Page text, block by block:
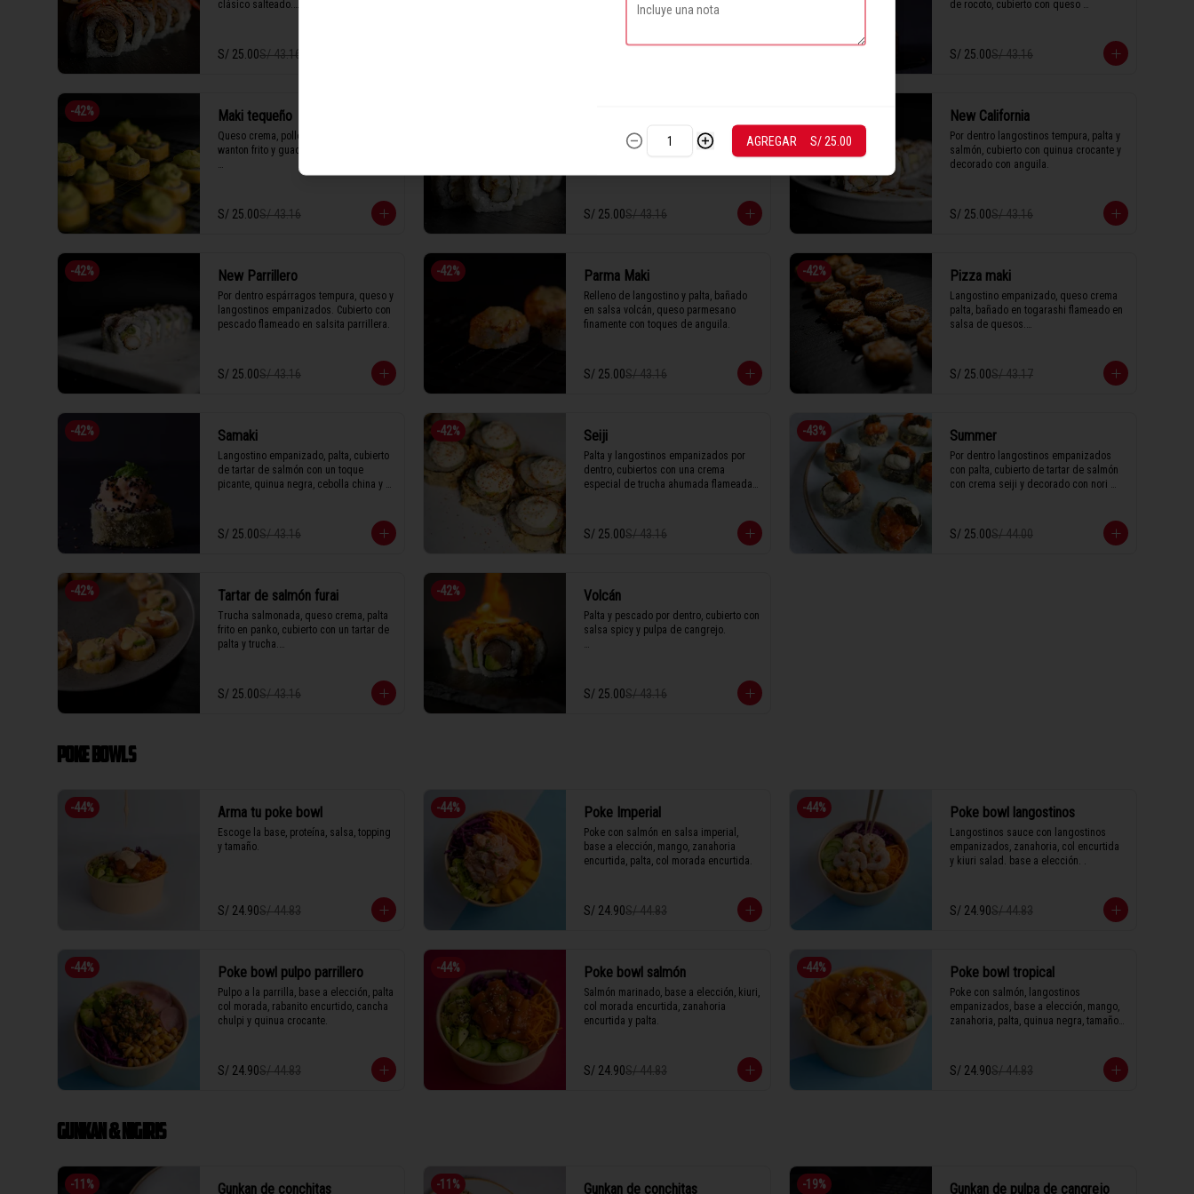
clásico salteado.
1 Tabla (10 unidades)
S/ 25.00S/ 43.16 1 Tabla (10 unidades)
de rocoto, cubierto con queso
S/ 25.00S/ 43.16
-42% Maki tequeño
Queso crema, pollo furai, láminas de
wanton frito y guacamole.
1 Tabla (10 unidades)
S/ 25.00S/ 43.16
Pescado empanizado, queso crema,
cubierto de trucha y láminas de limón
1 Tabla (10 unidades)
S/ 25.00S/ 43.16
New California
Por dentro langostinos tempura, palta y
salmón, cubierto con quinua crocante y
decorado con anguila.
S/ 25.00S/ 43.16
-42% New Parrillero
Por dentro espárragos tempura, queso y
langostinos empanizados. Cubierto con
pescado flameado en salsita parrillera.
S/ 25.00S/ 43.16
-42% Parma Maki
Relleno de langostino y palta, bañado
en salsa volcán, queso parmesano
finamente con toques de anguila.
S/ 25.00S/ 43.16
-42% Pizza maki
Langostino empanizado, queso crema
palta, bañado en togarashi flameado en
salsa de quesos.
1 Tabla (10 unidades)
S/ 25.00S/ 43.17
-42% Samaki
Langostino empanizado, palta, cubierto
de tartar de salmón con un toque
picante, quinua negra, cebolla china y
S/ 25.00S/ 43.16
-42% Seiji
Palta y langostinos empanizados por
dentro, cubiertos con una crema
especial de trucha ahumada flameada y
1 Tabla (10 unidades)
S/ 25.00S/ 43.16
-43% Summer
Por dentro langostinos empanizados
con palta, cubierto de tartar de salmón
con crema seiji y decorado con nori
S/ 25.00S/ 44.00
-42% Tartar de salmón furai
Trucha salmonada, queso crema, palta
frito en panko, cubierto con un tartar de
palta y trucha.
1 Tabla (10 unidades)
S/ 25.00S/ 43.16
-42% Volcán
Palta y pescado por dentro, cubierto con
salsa spicy y pulpa de cangrejo.
1 Tabla (10 unidades)
S/ 25.00S/ 43.16
POKE BOWLS
-44% Arma tu poke bowl
Escoge la base, proteína, salsa, topping
y tamaño.
S/ 24.90S/ 44.83
-44% Poke Imperial
Poke con salmón en salsa imperial,
base a elección, mango, zanahoria
encurtida, palta, col morada encurtida.
S/ 24.90S/ 44.83
-44% Poke bowl langostinos
Langostinos sauce con langostinos
empanizados, zanahoria, col encurtida
y kiuri salad. base a elección. .
S/ 24.90S/ 44.83
-44% Poke bowl pulpo parrillero
Pulpo a la parrilla, base a elección, palta
col morada, rabanito encurtido, cancha
chulpi y quinua crocante.
S/ 24.90S/ 44.83
-44% Poke bowl salmón
Salmón marinado, base a elección, kiuri,
col morada encurtida, zanahoria
encurtida y palta.
S/ 24.90S/ 44.83
-44% Poke bowl tropical
Poke con salmón, langostinos
empanizados, base a elección, mango,
zanahoria, palta, quinua negra, tamaño
S/ 24.90S/ 44.83
GUNKAN & NIGIRIS
-11 % Gunkan de conchitas -11 % Gunkan de conchitas -19% Gunkan de pulpa de cangrejo
AGREGAR S/ 25.00